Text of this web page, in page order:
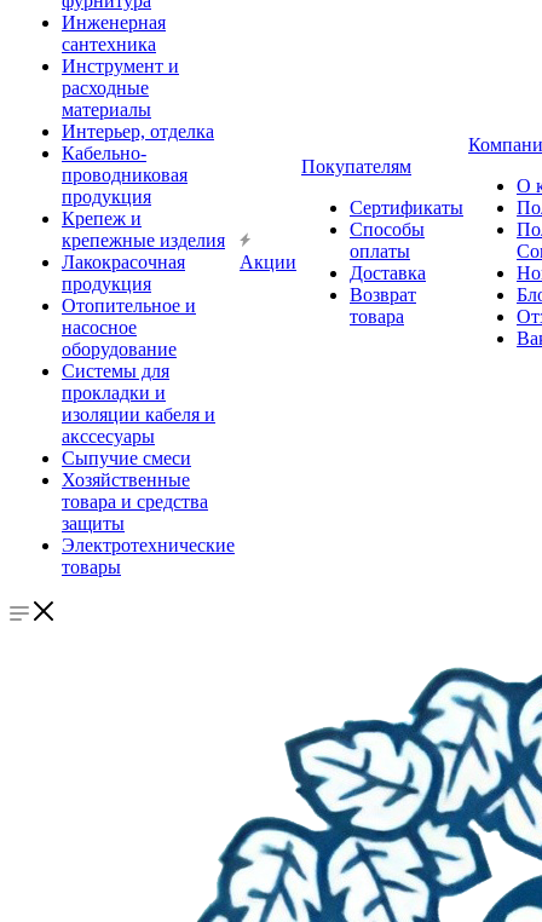
Инженерная
сантехника
Инструмент и
расходные
материалы
Интерьер, отделка
Кабельно-
проводниковая
продукция
Крепеж и
крепежные изделия
Лакокрасочная
продукция
Отопительное и
насосное
оборудование
Системы для
прокладки и
изоляции кабеля и
акссесуары
Сыпучие смеси
Хозяйственные
товара и средства
защиты
Электротехнические
товары
Акции
Покупателям
Сертификаты
Способы
оплаты
Доставка
Возврат
товара
О